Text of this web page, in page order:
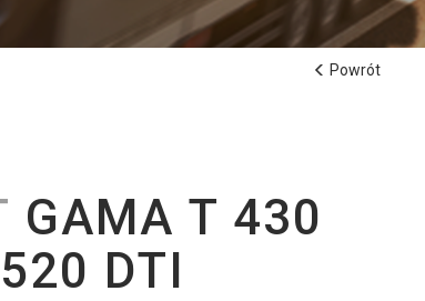
Powrót
GAMA T 430
DTI